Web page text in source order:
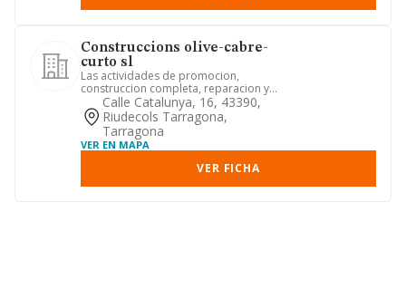
Construccions olive-cabre-
curto sl
Las actividades de promocion,
construccion completa, reparacion y
conservacion de edificios y obras...
Calle Catalunya, 16, 43390,
Riudecols Tarragona,
Tarragona
VER EN MAPA
VER FICHA